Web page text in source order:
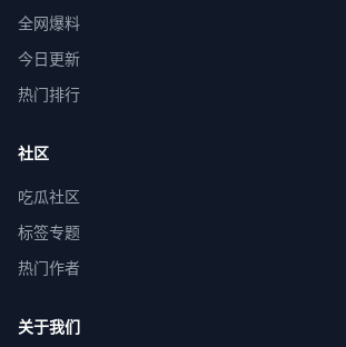
全网爆料
今日更新
热门排行
社区
吃瓜社区
标签专题
热门作者
关于我们